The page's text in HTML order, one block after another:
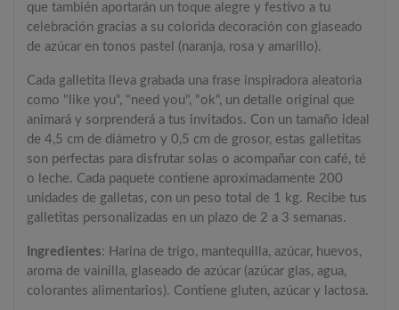
que también aportarán un toque alegre y festivo a tu
celebración gracias a su colorida decoración con glaseado
de azúcar en tonos pastel (naranja, rosa y amarillo).
Cada galletita lleva grabada una frase inspiradora aleatoria
como "like you", "need you", "ok", un detalle original que
animará y sorprenderá a tus invitados. Con un tamaño ideal
de 4,5 cm de diámetro y 0,5 cm de grosor, estas galletitas
son perfectas para disfrutar solas o acompañar con café, té
o leche. Cada paquete contiene aproximadamente 200
unidades de galletas, con un peso total de 1 kg. Recibe tus
galletitas personalizadas en un plazo de 2 a 3 semanas.
Ingredientes: Harina de trigo, mantequilla, azúcar, huevos,
aroma de vainilla, glaseado de azúcar (azúcar glas, agua,
colorantes alimentarios). Contiene gluten, azúcar y lactosa.